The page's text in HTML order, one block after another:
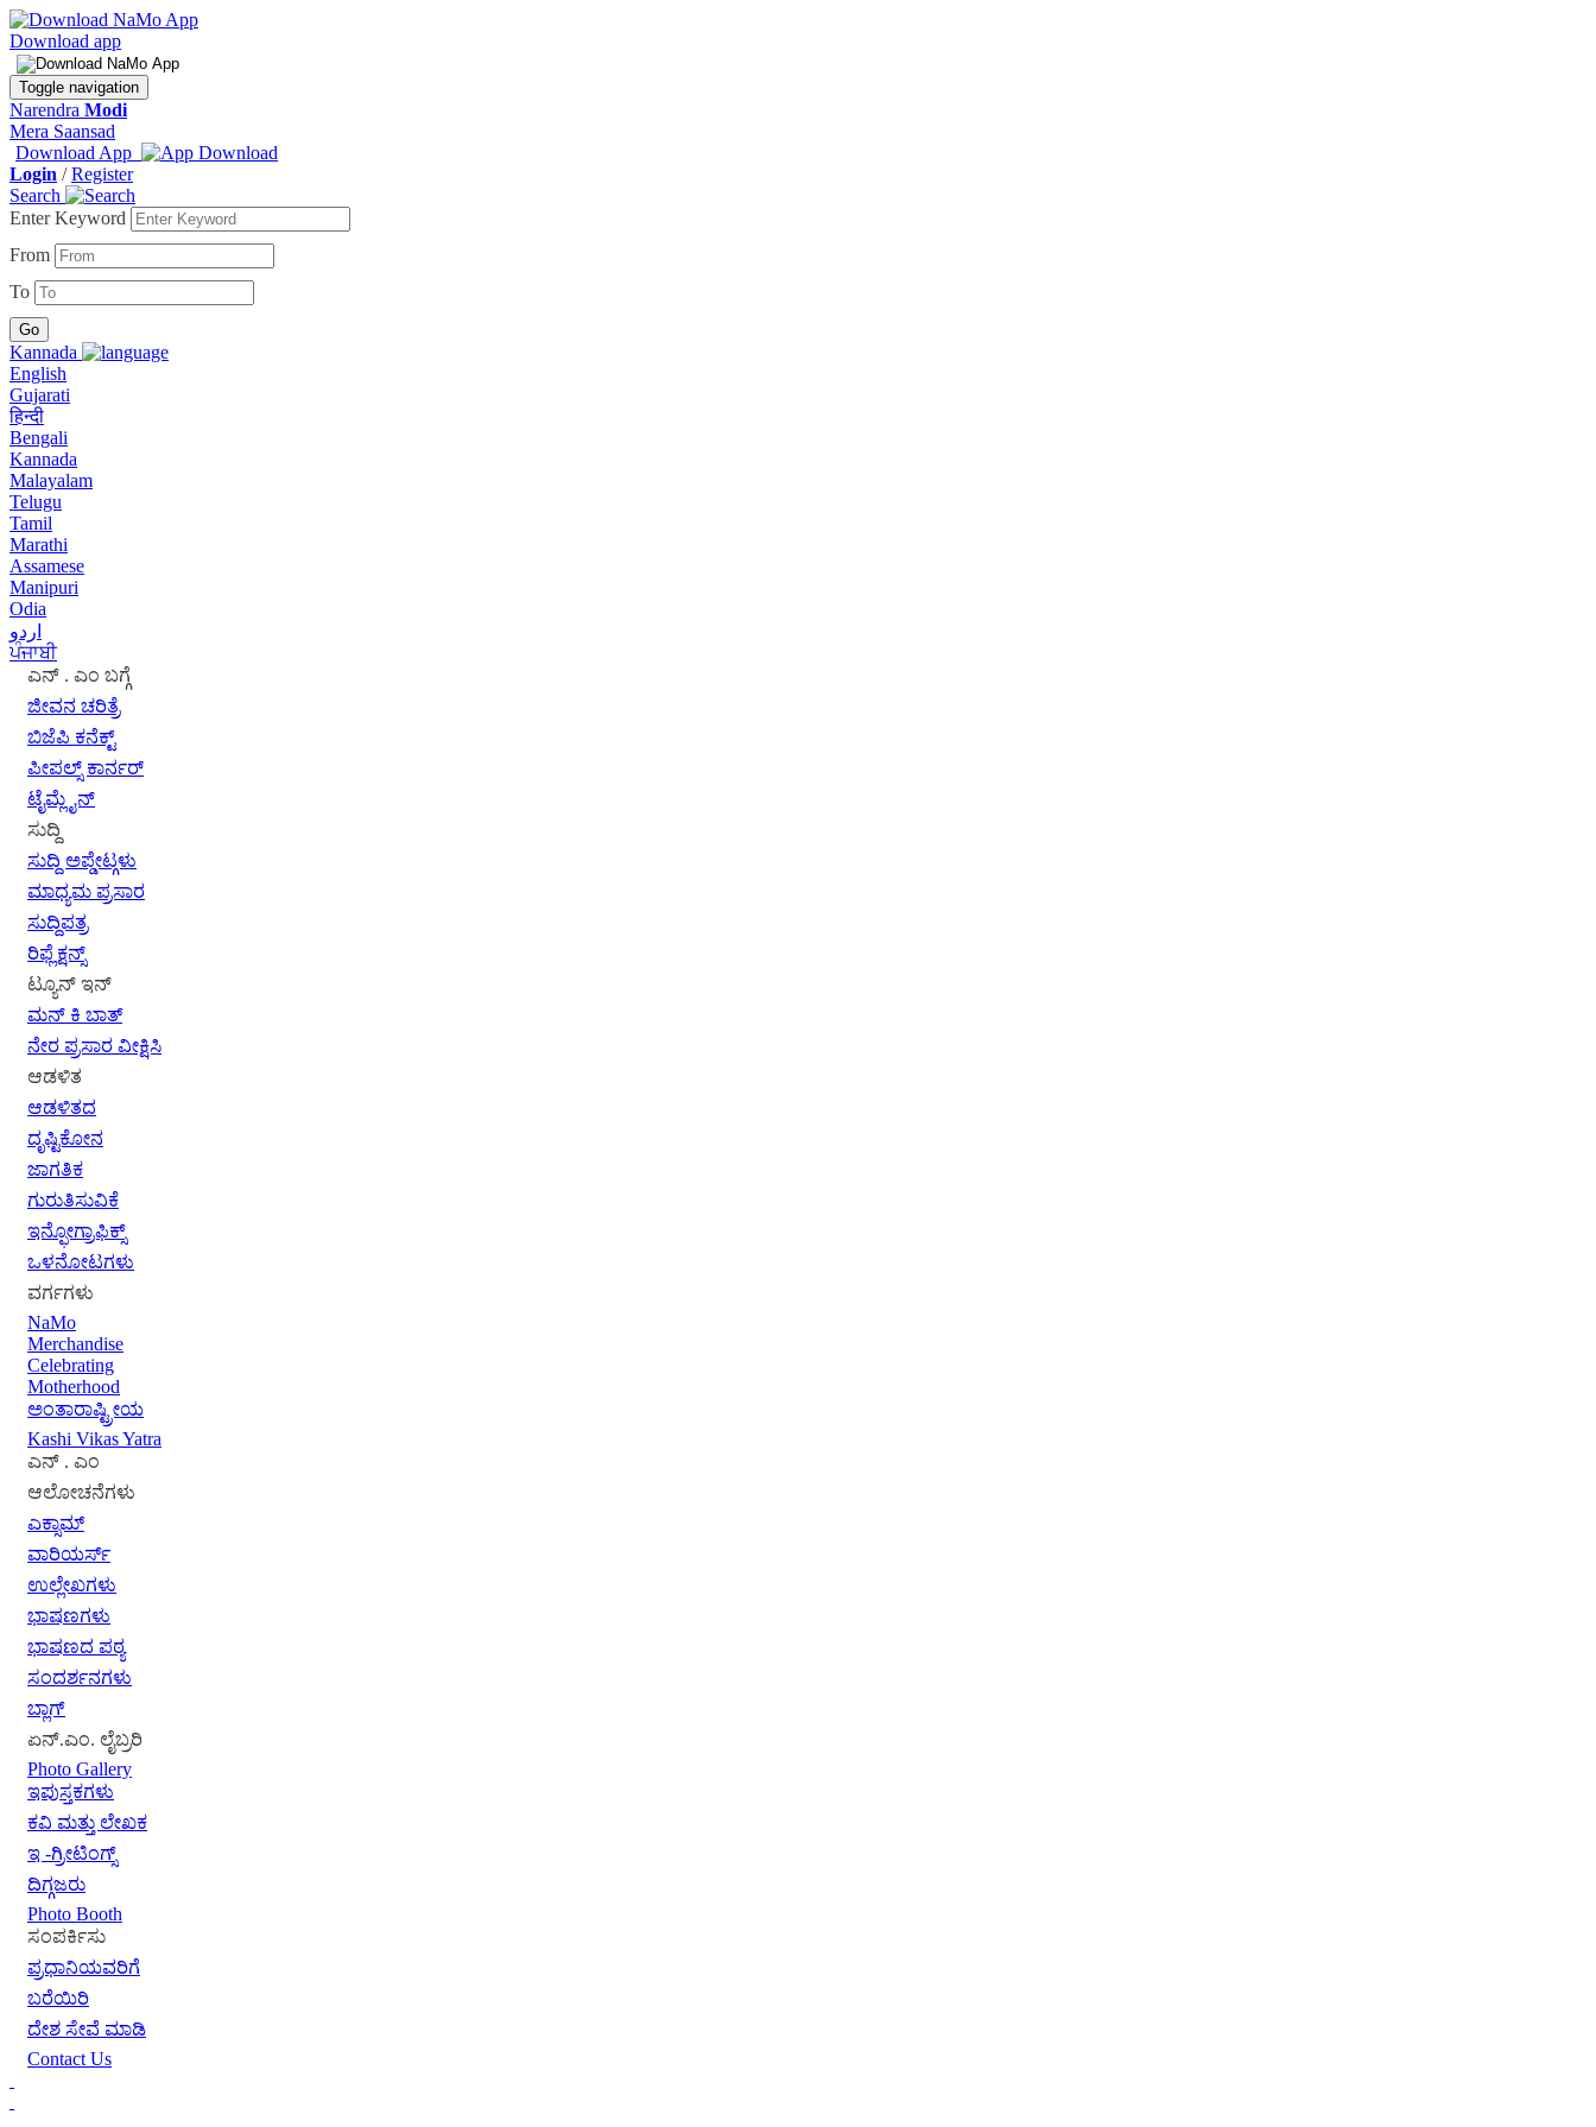
Download app
Toggle navigation
Narendra Modi
Mera Saansad
Download App
Login /Register
Search
Enter Keyword
From
To
Kannada
English
Gujarati
हिन्दी
Bengali
Kannada
Malayalam
Telugu
Tamil
Marathi
Assamese
Manipuri
Odia
اردو
ਪੰਜਾਬੀ
ಎನ್ . ಎಂ ಬಗ್ಗೆ
ಜೀವನ ಚರಿತ್ರೆ
ಬಿಜೆಪಿ ಕನೆಕ್ಟ್
ಪೀಪಲ್ಸ್ ಕಾರ್ನರ್
ಟೈಮ್ಲೈನ್
ಸುದ್ದಿ
ಸುದ್ದಿ ಅಪ್ಡೇಟ್ಗಳು
ಮಾಧ್ಯಮ ಪ್ರಸಾರ
ಸುದ್ದಿಪತ್ರ
ರಿಫ್ಲೆಕ್ಷನ್ಸ್
ಟ್ಯೂನ್ ಇನ್
ಮನ್ ಕಿ ಬಾತ್
ನೇರ ಪ್ರಸಾರ ವೀಕ್ಷಿಸಿ
ಆಡಳಿತ
ಆಡಳಿತದ
ದೃಷ್ಟಿಕೋನ
ಜಾಗತಿಕ
ಗುರುತಿಸುವಿಕೆ
ಇನ್ಫೋಗ್ರಾಫಿಕ್ಸ್
ಒಳನೋಟಗಳು
ವರ್ಗಗಳು
NaMo
Merchandise
Celebrating
Motherhood
ಅಂತಾರಾಷ್ಟ್ರೀಯ
Kashi Vikas Yatra
ಎನ್ . ಎಂ
ಆಲೋಚನೆಗಳು
ಎಕ್ಸಾಮ್
ವಾರಿಯರ್ಸ್
ಉಲ್ಲೇಖಗಳು
ಭಾಷಣಗಳು
ಭಾಷಣದ ಪಠ್ಯ
ಸಂದರ್ಶನಗಳು
ಬ್ಲಾಗ್
ಏನ್.ಎಂ. ಲೈಬ್ರರಿ
Photo Gallery
ಇಪುಸ್ತಕಗಳು
ಕವಿ ಮತ್ತು ಲೇಖಕ
ಇ -ಗ್ರೀಟಿಂಗ್ಸ್
ದಿಗ್ಗಜರು
Photo Booth
ಸಂಪರ್ಕಿಸು
ಪ್ರಧಾನಿಯವರಿಗೆ
ಬರೆಯಿರಿ
ದೇಶ ಸೇವೆ ಮಾಡಿ
Contact Us